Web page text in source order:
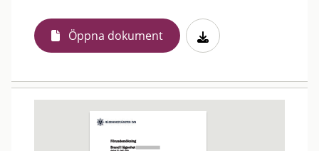
Öppna dokument